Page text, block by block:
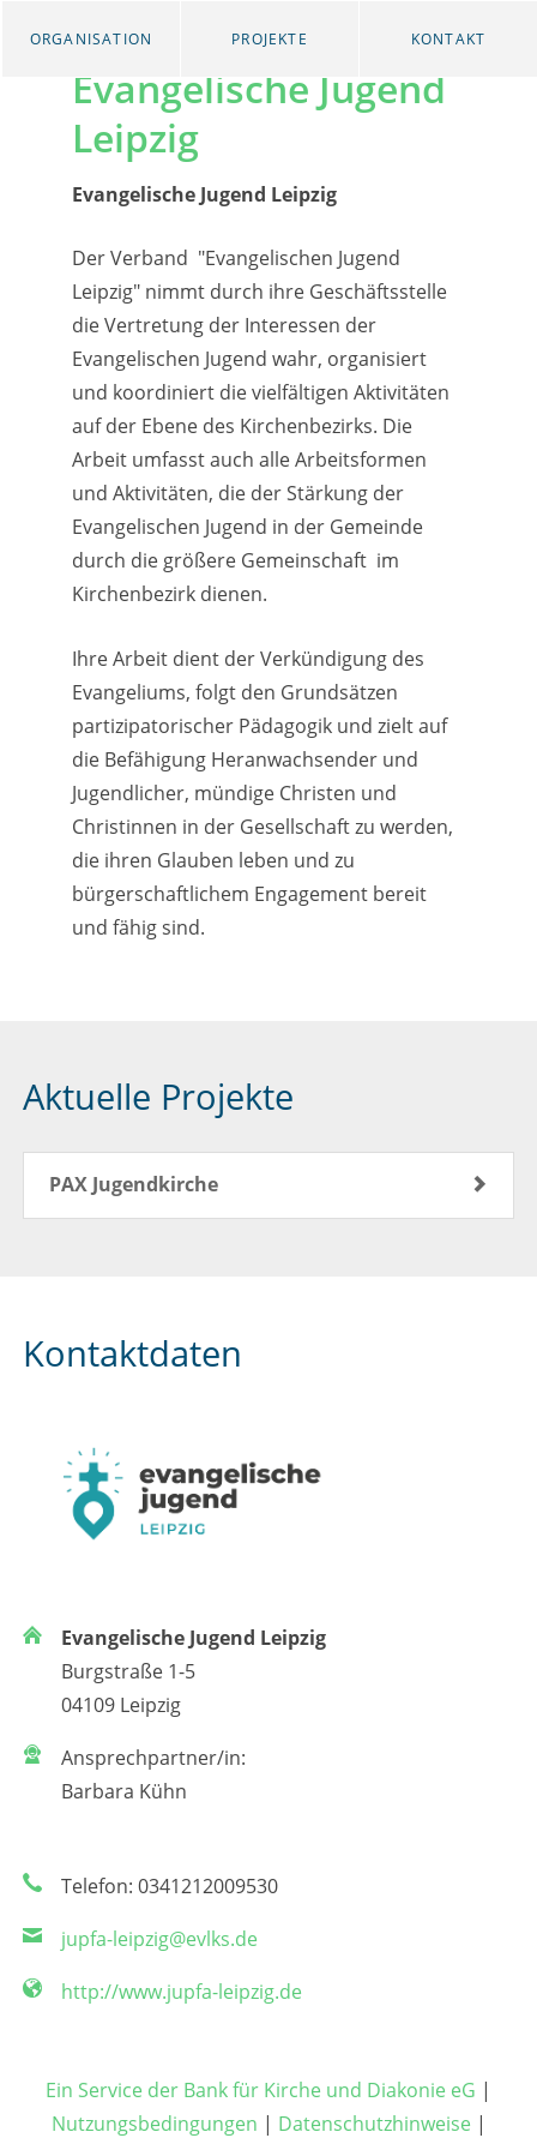
ORGANISATION PROJEKTE KONTAKT
Evangelische Jugend
Leipzig
Evangelische Jugend Leipzig
Der Verband "Evangelischen Jugend
Leipzig" nimmt durch ihre Geschäftsstelle
die Vertretung der Interessen der
Evangelischen Jugend wahr, organisiert
und koordiniert die vielfältigen Aktivitäten
auf der Ebene des Kirchenbezirks. Die
Arbeit umfasst auch alle Arbeitsformen
und Aktivitäten, die der Stärkung der
Evangelischen Jugend in der Gemeinde
durch die größere Gemeinschaft im
Kirchenbezirk dienen.
Ihre Arbeit dient der Verkündigung des
Evangeliums, folgt den Grundsätzen
partizipatorischer Pädagogik und zielt auf
die Befähigung Heranwachsender und
Jugendlicher, mündige Christen und
Christinnen in der Gesellschaft zu werden,
die ihren Glauben leben und zu
bürgerschaftlichem Engagement bereit
und fähig sind.
Aktuelle Projekte
PAX Jugendkirche
Kontaktdaten
Evangelische Jugend Leipzig
Burgstraße 1-5
04109 Leipzig
Ansprechpartner/in:
Barbara Kühn
Telefon: 0341212009530
jupfa-leipzig@evlks.de
http://www.jupfa-leipzig.de
Ein Service der Bank für Kirche und Diakonie eG |
Nutzungsbedingungen | Datenschutzhinweise |